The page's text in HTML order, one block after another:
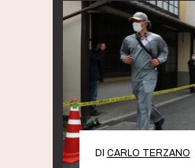
DI CARLO TERZANO